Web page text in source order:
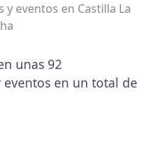
eventos en Castilla La
unas 92
eventos en un total de